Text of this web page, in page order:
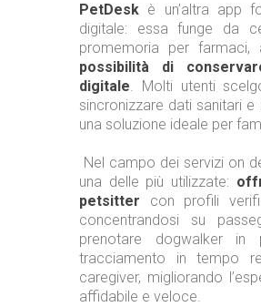
PetDesk è un’altra app
digitale: essa funge da
promemoria per farmaci,
possibilità di
digitale. Molti utenti
sincronizzare dati sanitari
una soluzione ideale per
Nel campo dei servizi on
una delle più utilizzate:
petsitter con profili
concentrandosi su
prenotare dogwalker
tracciamento in tempo
caregiver, migliorando
affidabile e veloce.